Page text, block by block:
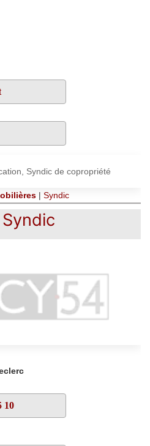
Syndic de copropriété
| Syndic
10